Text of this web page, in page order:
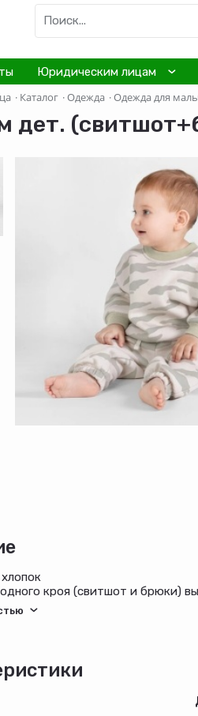
Юридическим лицам
· Каталог ·Одежда ·Одежда для
дет.
кроя (свитшот и брюки)
на поясе шнур.